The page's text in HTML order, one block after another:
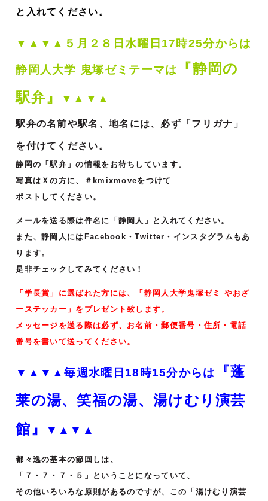
と入れてください。
▼▲▼▲５ 月２８ 日水曜日17時25分からは
静岡人大学 鬼塚ゼミ テーマは
『静岡の
駅弁』
▼▲▼▲
駅弁の名前や駅名、地名には、必ず「フリガナ」
を付けてください。
静岡の「駅弁」の情報をお待ちしています。
写真はＸの方に、＃kmixmoveをつけて
ポストしてください。
メールを送る際は件名に「静岡人」と入れてください。
また、静岡人にはFacebook・Twitter・インスタグラムもあ
ります。
是非チェックしてみてください！
「学長賞」に選ばれた方には、「静岡人大学鬼塚ゼミ やおざ
ーステッカー」をプレゼント致します。
メッセージを送る際は必ず、お名前・郵便番号・住所・電話
番号を書いて送ってください。
▼▲▼▲毎週水曜日18時15分からは
『蓬
莱の湯、笑福の湯、湯けむり演芸
館』
▼▲▼▲
都々逸の基本の節回しは、
「７・７・７・５」ということになっていて、
その他いろいろな原則があるのですが、この「湯けむり演芸